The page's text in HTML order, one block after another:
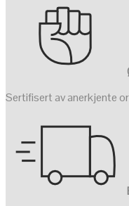
Sertifisert av anerkjente